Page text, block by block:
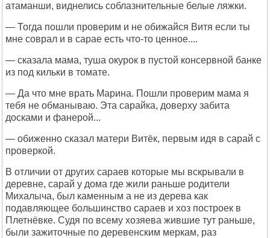
атаманши, виднелись соблазнительные белые ляжки.
— Тогда пошли проверим и не обижайся Витя если ты
мне соврал и в сарае есть что-то ценное....
— сказала мама, туша окурок в пустой консервной банке
из под кильки в томате.
— Да что мне врать Марина. Пошли проверим мама я
тебя не обманываю. Эта сарайка, доверху забита
досками и фанерой...
— обиженно сказал матери Витёк, первым идя в сарай с
проверкой.
В отличии от других сараев которые мы вскрывали в
деревне, сарай у дома где жили раньше родители
Михалыча, был каменным а не из дерева как
подавляющее большинство сараев и хоз построек в
Плетнёвке. Судя по всему хозяева жившие тут раньше,
были зажиточные по деревенским меркам, раз